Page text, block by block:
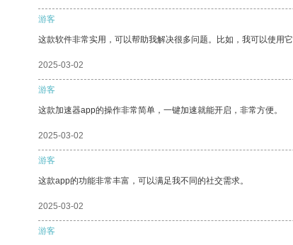
游客
这款软件非常实用，可以帮助我解决很多问题。比如，我可以使用
2025-03-02
游客
这款加速器app的操作非常简单，一键加速就能开启，非常方便。
2025-03-02
游客
这款app的功能非常丰富，可以满足我不同的社交需求。
2025-03-02
游客